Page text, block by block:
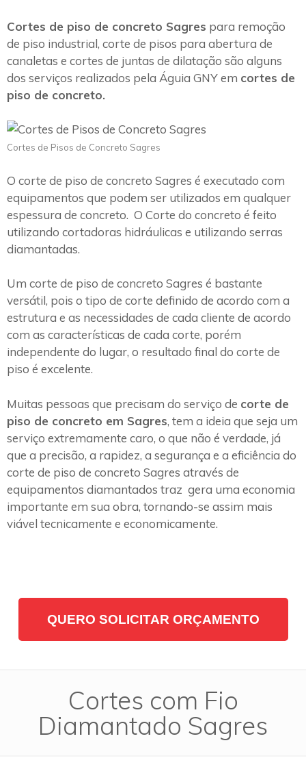
Cortes de piso de concreto Sagres para remoção
de piso industrial, corte de pisos para abertura de
canaletas e cortes de juntas de dilatação são alguns
dos serviços realizados pela Águia GNY em cortes de
piso de concreto.
Cortes de Pisos de Concreto Sagres
O corte de piso de concreto Sagres é executado com
equipamentos que podem ser utilizados em qualquer
espessura de concreto. O Corte do concreto é feito
utilizando cortadoras hidráulicas e utilizando serras
diamantadas.
Um corte de piso de concreto Sagres é bastante
versátil, pois o tipo de corte definido de acordo com a
estrutura e as necessidades de cada cliente de acordo
com as características de cada corte, porém
independente do lugar, o resultado final do corte de
piso é excelente.
Muitas pessoas que precisam do serviço de corte de
piso de concreto em Sagres, tem a ideia que seja um
serviço extremamente caro, o que não é verdade, já
que a precisão, a rapidez, a segurança e a eficiência do
corte de piso de concreto Sagres através de
equipamentos diamantados traz gera uma economia
importante em sua obra, tornando-se assim mais
viável tecnicamente e economicamente.
QUERO SOLICITAR ORÇAMENTO
Cortes com Fio
Diamantado Sagres